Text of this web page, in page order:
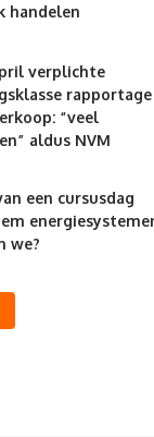
handelen
verplichte
“veel
aldus NVM
een cursusdag
we?